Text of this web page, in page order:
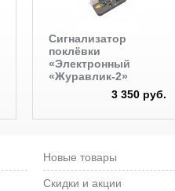
Сигнализатор
поклёвки
«Электронный
«Журавлик-2»
3 350 руб.
Новые товары
Скидки и акции